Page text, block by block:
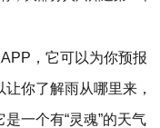
，它可以为你预报
你了解雨从哪里来，
一个有“灵魂”的天气